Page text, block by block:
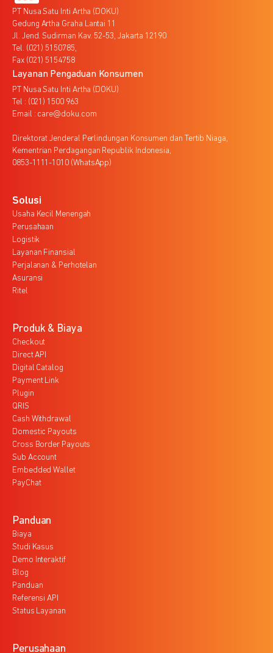
PT Nusa Satu Inti Artha (DOKU)
Gedung Artha Graha Lantai 11
Jl. Jend. Sudirman Kav. 52-53, Jakarta 12190
Tel. (021) 5150785,
Fax (021) 5154758
Layanan Pengaduan Konsumen
PT Nusa Satu Inti Artha (DOKU)
Tel : (021) 1500 963
Email : care@doku.com
Direktorat Jenderal Perlindungan Konsumen dan Tertib Niaga,
Kementrian Perdagangan Republik Indonesia,
0853-1111-1010 (WhatsApp)
Solusi
Usaha Kecil Menengah
Perusahaan
Logistik
Layanan Finansial
Perjalanan & Perhotelan
Asuransi
Ritel
Produk & Biaya
Checkout
Direct API
Digital Catalog
Payment Link
Plugin
QRIS
Cash Withdrawal
Domestic Payouts
Cross Border Payouts
Sub Account
Embedded Wallet
PayChat
Panduan
Biaya
Studi Kasus
Demo Interaktif
Blog
Panduan
Referensi API
Status Layanan
Perusahaan